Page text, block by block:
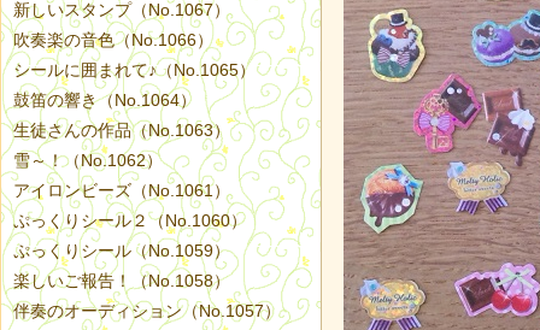
新しいスタンプ（No.1067）
吹奏楽の音色（No.1066）
シールに囲まれて♪（No.1065）
鼓笛の響き（No.1064）
生徒さんの作品（No.1063）
雪～！（No.1062）
アイロンビーズ（No.1061）
ぷっくりシール２（No.1060）
ぷっくりシール（No.1059）
楽しいご報告！（No.1058）
伴奏のオーディション（No.1057）